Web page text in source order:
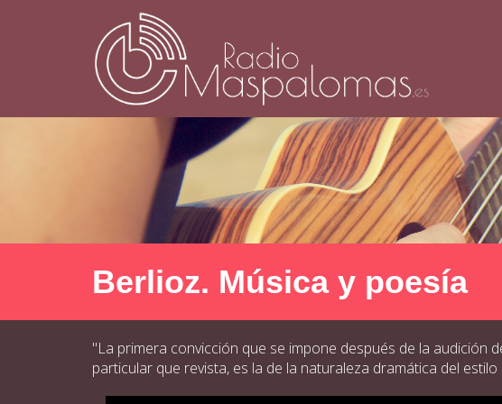
Berlioz. Música y poesía
"La primera convicción que se impone después de la audición
particular que revista, es la de la naturaleza dramática del